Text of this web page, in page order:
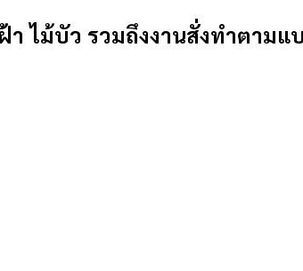
ไม้บัว รวมถึงงานสั่งทำตาม